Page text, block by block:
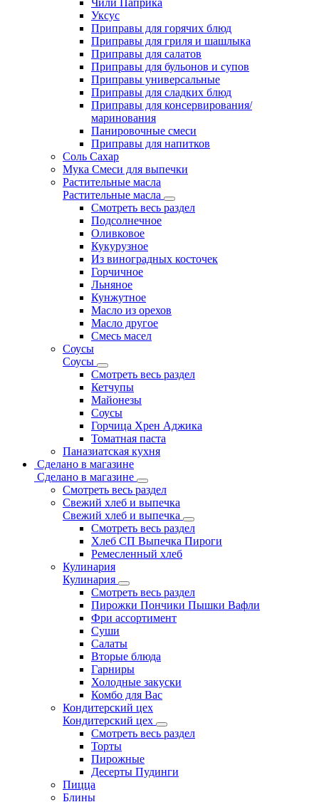
Чили Паприка
Уксус
Приправы для горячих блюд
Приправы для гриля и шашлыка
Приправы для салатов
Приправы для бульонов и супов
Приправы универсальные
Приправы для сладких блюд
Приправы для консервирования/
маринования
Панировочные смеси
Приправы для напитков
Соль Сахар
Мука Смеси для выпечки
Растительные масла
Растительные масла
Смотреть весь раздел
Подсолнечное
Оливковое
Кукурузное
Из виноградных косточек
Горчичное
Льняное
Кунжутное
Масло из орехов
Масло другое
Смесь масел
Соусы
Соусы
Смотреть весь раздел
Кетчупы
Майонезы
Соусы
Горчица Хрен Аджика
Томатная паста
Паназиатская кухня
Сделано в магазине
Сделано в магазине
Смотреть весь раздел
Свежий хлеб и выпечка
Свежий хлеб и выпечка
Смотреть весь раздел
Хлеб СП Выпечка Пироги
Ремесленный хлеб
Кулинария
Кулинария
Смотреть весь раздел
Пирожки Пончики Пышки Вафли
Фри ассортимент
Суши
Салаты
Вторые блюда
Гарниры
Холодные закуски
Комбо для Вас
Кондитерский цех
Кондитерский цех
Смотреть весь раздел
Торты
Пирожные
Десерты Пудинги
Пицца
Блины